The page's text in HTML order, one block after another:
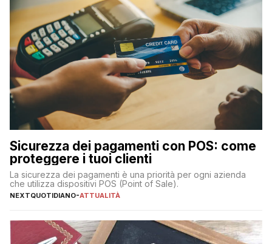
Sicurezza dei pagamenti con POS: come
proteggere i tuoi clienti
La sicurezza dei pagamenti è una priorità per ogni azienda
che utilizza dispositivi POS (Point of Sale).
NEXTQUOTIDIANO-ATTUALITÀ